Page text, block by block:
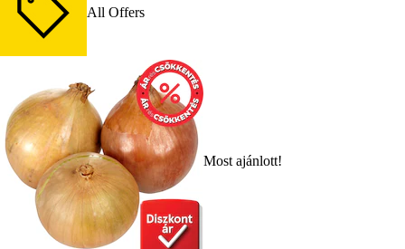
All Offers
Most ajánlott!